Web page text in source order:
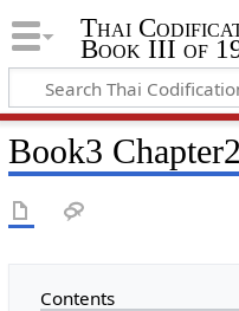
Thai
Book III of
Book3
Contents